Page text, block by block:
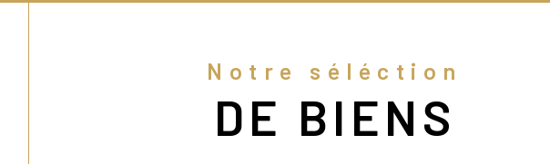
authentique au cadre naturel d’exception.
Notre séléction
DE BIENS